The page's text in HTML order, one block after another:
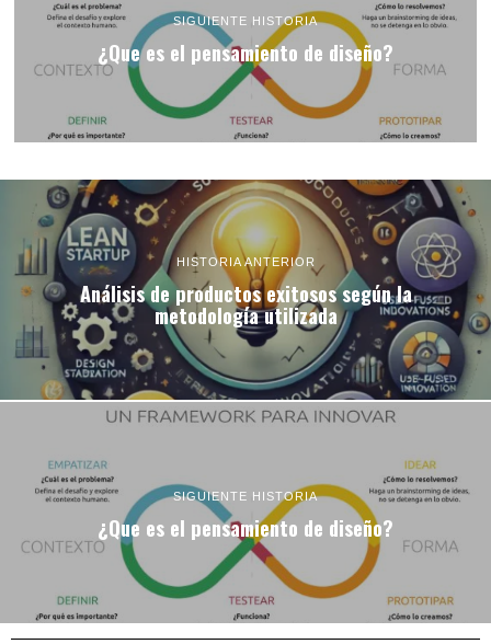
SIGUIENTE HISTORIA
¿Que es el pensamiento de diseño?
HISTORIA ANTERIOR
Análisis de productos exitosos según la
metodología utilizada
SIGUIENTE HISTORIA
¿Que es el pensamiento de diseño?